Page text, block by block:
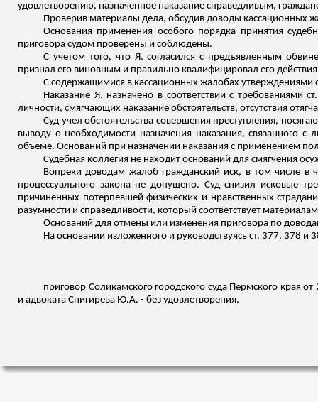
удовлетворению, назначенное наказание справедливым,
Проверив материалы дела, обсудив доводы кассационных
Основания применения особого порядка принятия
приговора судом проверены и соблюдены.
С учетом того, что Я. согласился с предъявленным
признал его виновным и правильно квалифицировал его
С содержащимися в кассационных жалобах утверждениями о
Наказание Я. назначено в соответствии с требованиями
личности, смягчающих наказание обстоятельств, отсутствия
Суд учел обстоятельства совершения преступления,
выводу о необходимости назначения наказания, связанного
объеме. Оснований при назначении наказания с применением
Судебная коллегия не находит оснований для смягчения
Вопреки доводам жалоб гражданский иск, в том числе в
процессуального закона не допущено. Суд снизил исковые
причиненных потерпевшей физических и нравственных
разумности и справедливости, который соответствует
Оснований для отмены или изменения приговора по
На основании изложенного и руководствуясь ст. 377, 378 и
приговор Соликамского городского суда Пермского края
и адвоката Снигирева Ю.А. - без удовлетворения.